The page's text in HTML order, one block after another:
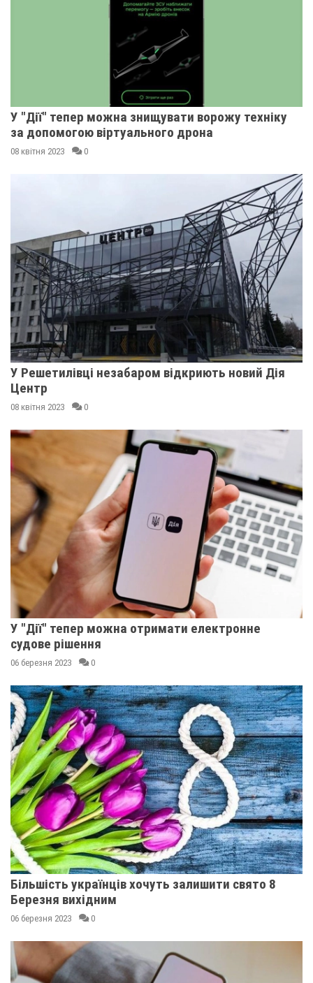
У "Дії" тепер можна знищувати ворожу техніку
за допомогою віртуального дрона
08 квітня 2023 0
У Решетилівці незабаром відкриють новий Дія
Центр
08 квітня 2023 0
У "Дії" тепер можна отримати електронне
судове рішення
06 березня 2023 0
Більшість українців хочуть залишити свято 8
Березня вихідним
06 березня 2023 0